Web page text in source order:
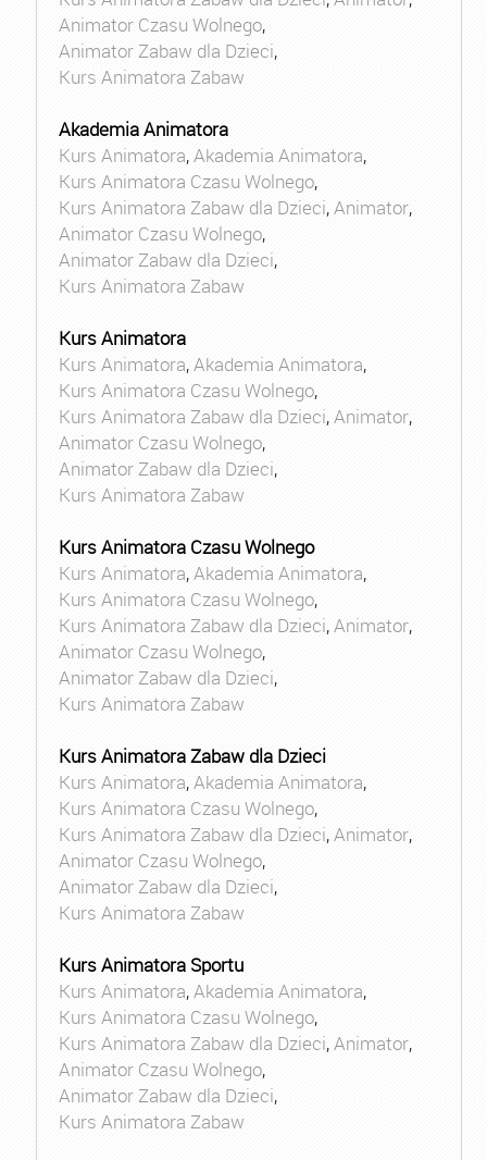
Animator Czasu Wolnego,
Animator Zabaw dla Dzieci,
Kurs Animatora Zabaw
Akademia Animatora
Kurs Animatora,Akademia Animatora,
Kurs Animatora Czasu Wolnego,
Kurs Animatora Zabaw dla Dzieci,Animator,
Animator Czasu Wolnego,
Animator Zabaw dla Dzieci,
Kurs Animatora Zabaw
Kurs Animatora
Kurs Animatora,Akademia Animatora,
Kurs Animatora Czasu Wolnego,
Kurs Animatora Zabaw dla Dzieci,Animator,
Animator Czasu Wolnego,
Animator Zabaw dla Dzieci,
Kurs Animatora Zabaw
Kurs Animatora Czasu Wolnego
Kurs Animatora,Akademia Animatora,
Kurs Animatora Czasu Wolnego,
Kurs Animatora Zabaw dla Dzieci,Animator,
Animator Czasu Wolnego,
Animator Zabaw dla Dzieci,
Kurs Animatora Zabaw
Kurs Animatora Zabaw dla Dzieci
Kurs Animatora,Akademia Animatora,
Kurs Animatora Czasu Wolnego,
Kurs Animatora Zabaw dla Dzieci,Animator,
Animator Czasu Wolnego,
Animator Zabaw dla Dzieci,
Kurs Animatora Zabaw
Kurs Animatora Sportu
Kurs Animatora,Akademia Animatora,
Kurs Animatora Czasu Wolnego,
Kurs Animatora Zabaw dla Dzieci,Animator,
Animator Czasu Wolnego,
Animator Zabaw dla Dzieci,
Kurs Animatora Zabaw